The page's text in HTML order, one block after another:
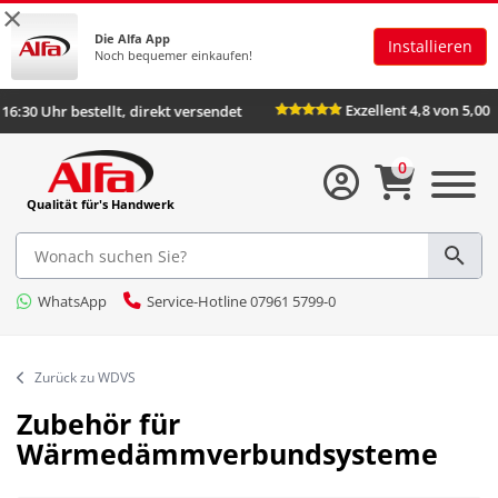
×
Die Alfa App
Noch bequemer einkaufen!
Installieren
Uhr bestellt, direkt versendet Exzellent 4,8 von 5,00
Qualität für's Handwerk
WhatsApp Service-Hotline 07961 5799-0
0
Zurück zu WDVS
Zubehör für
Wärmedämmverbundsysteme